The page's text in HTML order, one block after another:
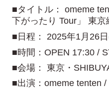
■タイトル： omeme
下がったり Tour」 東京
■日程： 2025年1月26
■時間：OPEN 17:30 /
■会場： 東京・
■出演：omeme tenten /